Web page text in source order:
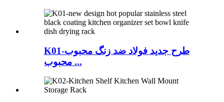
K01-طرح جدید فولاد ضد زنگ محبوب
محبوب ...